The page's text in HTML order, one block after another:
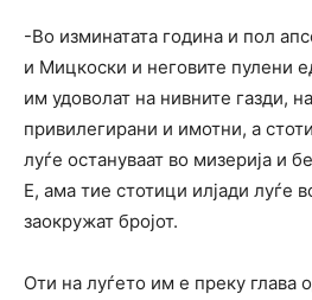
-Во изминатата година и пол
и Мицкоски и неговите пулени
им удоволат на нивните газди,
привилегирани и имотни, а
луѓе остануваат во мизерија и
Е, ама тие стотици илјади луѓе
заокружат бројот.
Оти на луѓето им е преку глава